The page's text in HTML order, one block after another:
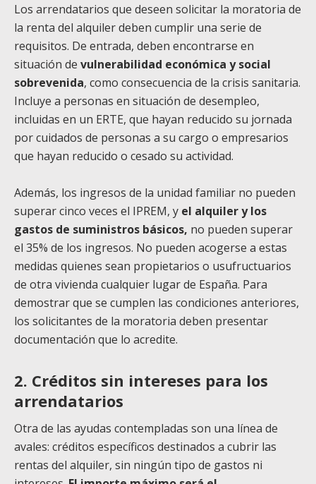
Los arrendatarios que deseen solicitar la moratoria de
la renta del alquiler deben cumplir una serie de
requisitos. De entrada, deben encontrarse en
situación de vulnerabilidad económica y social
sobrevenida, como consecuencia de la crisis sanitaria.
Incluye a personas en situación de desempleo,
incluidas en un ERTE, que hayan reducido su jornada
por cuidados de personas a su cargo o empresarios
que hayan reducido o cesado su actividad.
Además, los ingresos de la unidad familiar no pueden
superar cinco veces el IPREM, y el alquiler y los
gastos de suministros básicos, no pueden superar
el 35% de los ingresos. No pueden acogerse a estas
medidas quienes sean propietarios o usufructuarios
de otra vivienda cualquier lugar de España. Para
demostrar que se cumplen las condiciones anteriores,
los solicitantes de la moratoria deben presentar
documentación que lo acredite.
2. Créditos sin intereses para los
arrendatarios
Otra de las ayudas contempladas son una línea de
avales: créditos específicos destinados a cubrir las
rentas del alquiler, sin ningún tipo de gastos ni